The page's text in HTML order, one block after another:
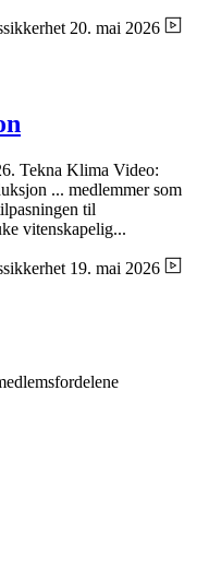
20. mai 2026
Tekna Klima Video:
... medlemmer som
til
vitenskapelig...
19. mai 2026